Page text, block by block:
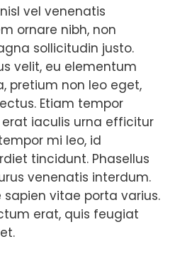
vel venenatis
ornare nibh, non
sollicitudin justo.
velit, eu elementum
pretium non leo eget,
Etiam tempor
iaculis urna efficitur
mi leo, id
tincidunt. Phasellus
venenatis interdum.
vitae porta varius.
erat, quis feugiat